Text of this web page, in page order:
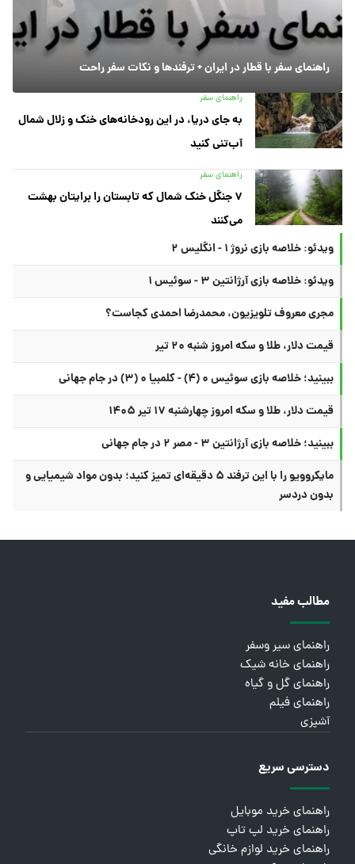
راهنمای سفر با قطار در ایران + ترفندها و نکات سفر راحت
راهنمای سفر
به جای دریا، در این رودخانه‌های خنک و زلال شمال
آب‌تنی کنید
راهنمای سفر
۷ جنگل خنک شمال که تابستان را برایتان بهشت
می‌کنند
ویدئو: خلاصه بازی نروژ ۱ - انگلیس ۲
ویدئو: خلاصه بازی آرژانتین ۳ - سوئیس ۱
مجری معروف تلویزیون، محمدرضا احمدی کجاست؟
قیمت دلار، طلا و سکه امروز شنبه ۲۰ تیر
ببینید؛ خلاصه بازی سوئیس ۰ (۴) - کلمبیا ۰ (۳) در جام جهانی
قیمت دلار، طلا و سکه امروز چهارشنبه ۱۷ تیر ۱۴۰۵
ببینید؛ خلاصه بازی آرژانتین ۳ - مصر ۲ در جام جهانی
مایکروویو را با این ترفند ۵ دقیقه‌ای تمیز کنید؛ بدون مواد شیمیایی و
بدون دردسر
مطالب مفید
راهنمای سیر وسفر
راهنمای خانه شیک
راهنمای گل و گیاه
راهنمای فیلم
آشپزی
دسترسی سریع
راهنمای خرید موبایل
راهنمای خرید لپ تاپ
راهنمای خرید لوازم خانگی